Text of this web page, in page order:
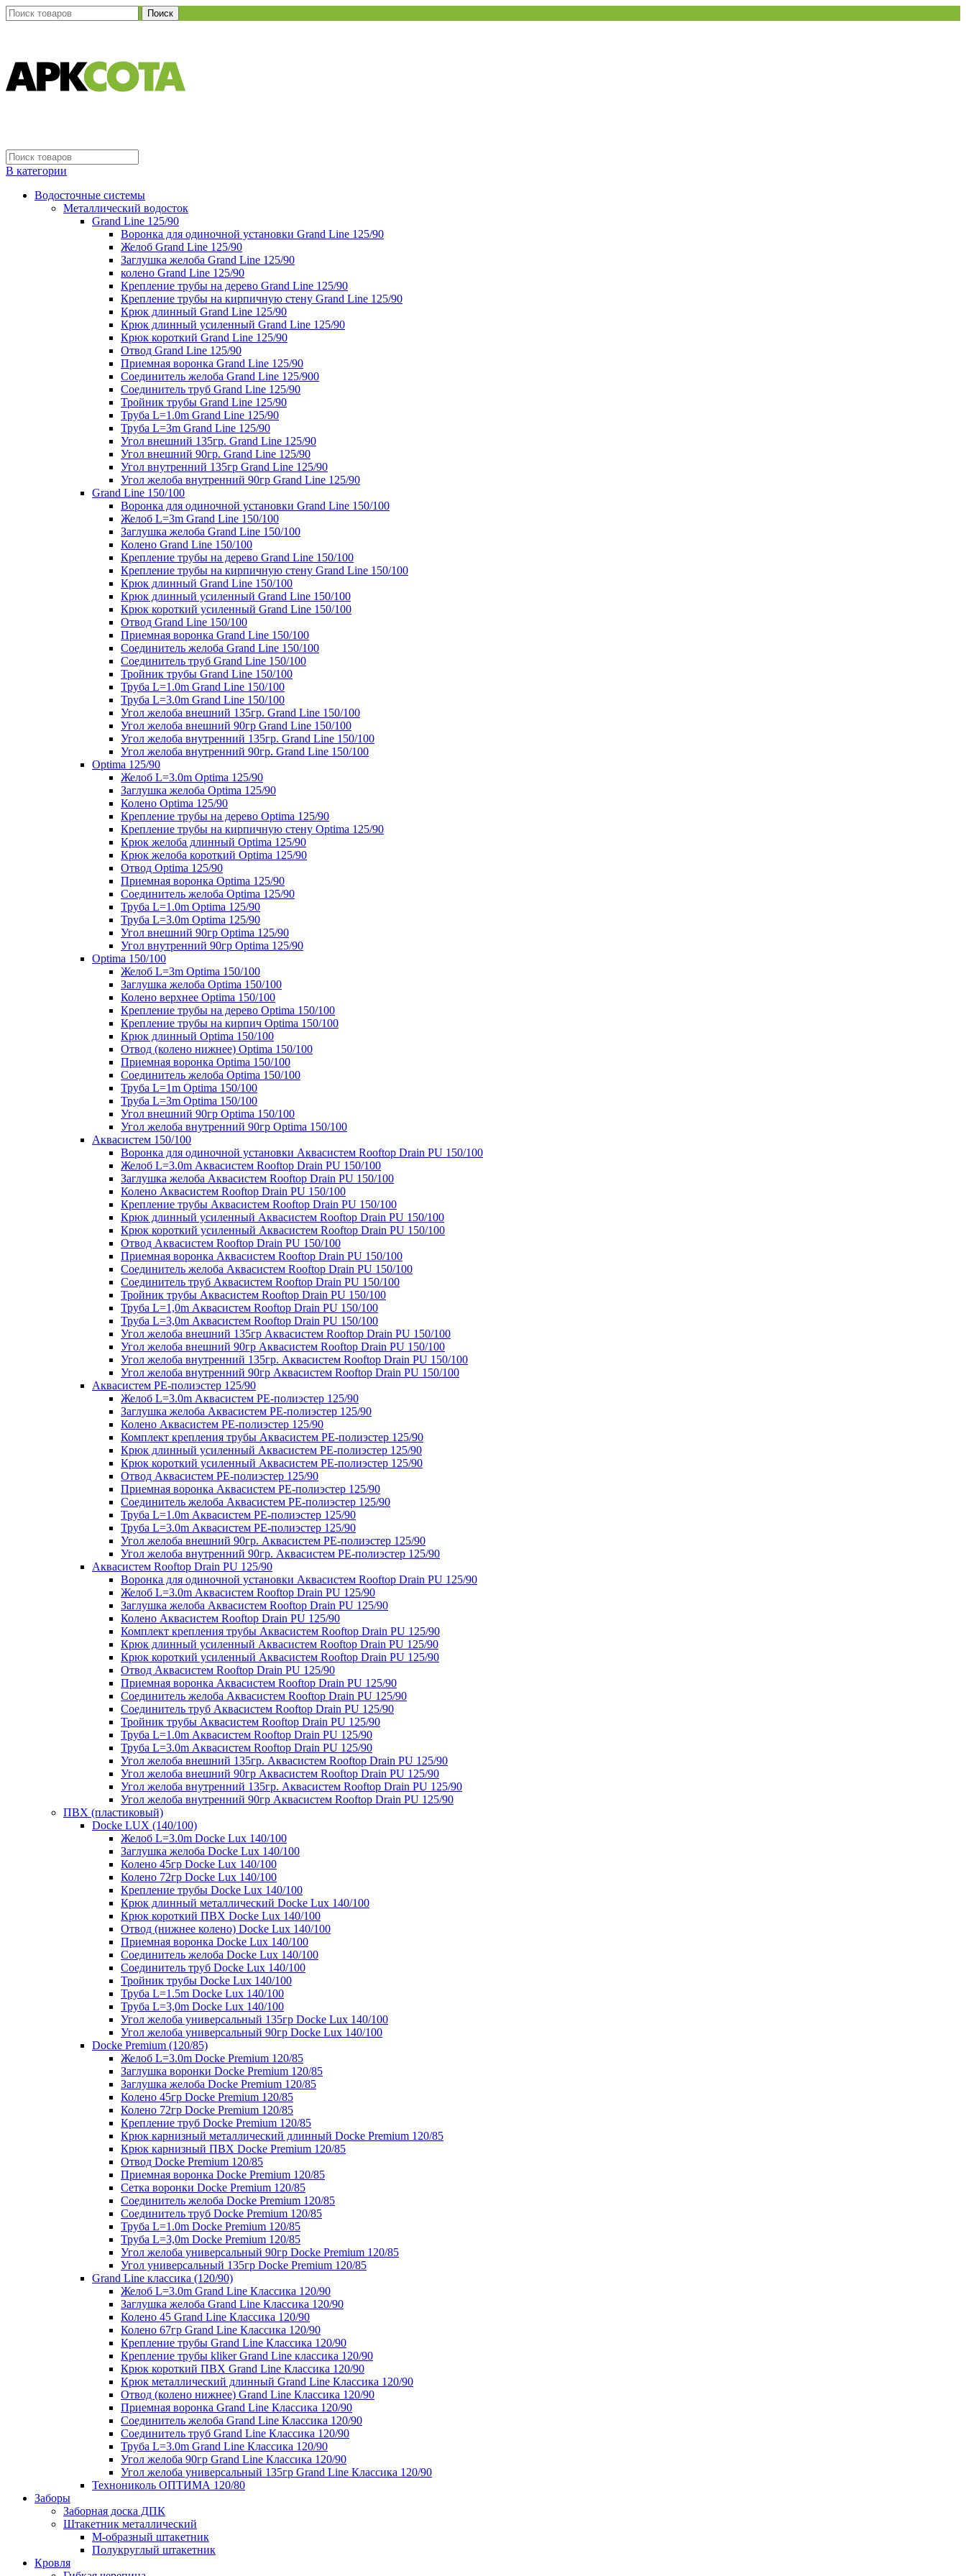
Поиск
В категории
Водосточные системы
Металлический водосток
Grand Line 125/90
Воронка для одиночной установки Grand Line 125/90
Желоб Grand Line 125/90
Заглушка желоба Grand Line 125/90
колено Grand Line 125/90
Крепление трубы на дерево Grand Line 125/90
Крепление трубы на кирпичную стену Grand Line 125/90
Крюк длинный Grand Line 125/90
Крюк длинный усиленный Grand Line 125/90
Крюк короткий Grand Line 125/90
Отвод Grand Line 125/90
Приемная воронка Grand Line 125/90
Соединитель желоба Grand Line 125/900
Соединитель труб Grand Line 125/90
Тройник трубы Grand Line 125/90
Труба L=1.0m Grand Line 125/90
Труба L=3m Grand Line 125/90
Угол внешний 135гр. Grand Line 125/90
Угол внешний 90гр. Grand Line 125/90
Угол внутренний 135гр Grand Line 125/90
Угол желоба внутренний 90гр Grand Line 125/90
Grand Line 150/100
Воронка для одиночной установки Grand Line 150/100
Желоб L=3m Grand Line 150/100
Заглушка желоба Grand Line 150/100
Колено Grand Line 150/100
Крепление трубы на дерево Grand Line 150/100
Крепление трубы на кирпичную стену Grand Line 150/100
Крюк длинный Grand Line 150/100
Крюк длинный усиленный Grand Line 150/100
Крюк короткий усиленный Grand Line 150/100
Отвод Grand Line 150/100
Приемная воронка Grand Line 150/100
Соединитель желоба Grand Line 150/100
Соединитель труб Grand Line 150/100
Тройник трубы Grand Line 150/100
Труба L=1.0m Grand Line 150/100
Труба L=3.0m Grand Line 150/100
Угол желоба внешний 135гр. Grand Line 150/100
Угол желоба внешний 90гр Grand Line 150/100
Угол желоба внутренний 135гр. Grand Line 150/100
Угол желоба внутренний 90гр. Grand Line 150/100
Optima 125/90
Желоб L=3.0m Optima 125/90
Заглушка желоба Optima 125/90
Колено Optima 125/90
Крепление трубы на дерево Optima 125/90
Крепление трубы на кирпичную стену Optima 125/90
Крюк желоба длинный Optima 125/90
Крюк желоба короткий Optima 125/90
Отвод Optima 125/90
Приемная воронка Optima 125/90
Соединитель желоба Optima 125/90
Труба L=1.0m Optima 125/90
Труба L=3.0m Optima 125/90
Угол внешний 90гр Optima 125/90
Угол внутренний 90гр Optima 125/90
Optima 150/100
Желоб L=3m Optima 150/100
Заглушка желоба Optima 150/100
Колено верхнее Optima 150/100
Крепление трубы на дерево Optima 150/100
Крепление трубы на кирпич Optima 150/100
Крюк длинный Optima 150/100
Отвод (колено нижнее) Optima 150/100
Приемная воронка Optima 150/100
Соединитель желоба Optima 150/100
Труба L=1m Optima 150/100
Труба L=3m Optima 150/100
Угол внешний 90гр Optima 150/100
Угол желоба внутренний 90гр Optima 150/100
Аквасистем 150/100
Воронка для одиночной установки Аквасистем Rooftop Drain PU 150/100
Желоб L=3.0m Аквасистем Rooftop Drain PU 150/100
Заглушка желоба Аквасистем Rooftop Drain PU 150/100
Колено Аквасистем Rooftop Drain PU 150/100
Крепление трубы Аквасистем Rooftop Drain PU 150/100
Крюк длинный усиленный Аквасистем Rooftop Drain PU 150/100
Крюк короткий усиленный Аквасистем Rooftop Drain PU 150/100
Отвод Аквасистем Rooftop Drain PU 150/100
Приемная воронка Аквасистем Rooftop Drain PU 150/100
Соединитель желоба Аквасистем Rooftop Drain PU 150/100
Соединитель труб Аквасистем Rooftop Drain PU 150/100
Тройник трубы Аквасистем Rooftop Drain PU 150/100
Труба L=1,0m Аквасистем Rooftop Drain PU 150/100
Труба L=3,0m Аквасистем Rooftop Drain PU 150/100
Угол желоба внешний 135гр Аквасистем Rooftop Drain PU 150/100
Угол желоба внешний 90гр Аквасистем Rooftop Drain PU 150/100
Угол желоба внутренний 135гр. Аквасистем Rooftop Drain PU 150/100
Угол желоба внутренний 90гр Аквасистем Rooftop Drain PU 150/100
Аквасистем PE-полиэстер 125/90
Желоб L=3.0m Аквасистем PE-полиэстер 125/90
Заглушка желоба Аквасистем PE-полиэстер 125/90
Колено Аквасистем PE-полиэстер 125/90
Комплект крепления трубы Аквасистем PE-полиэстер 125/90
Крюк длинный усиленный Аквасистем PE-полиэстер 125/90
Крюк короткий усиленный Аквасистем PE-полиэстер 125/90
Отвод Аквасистем РЕ-полиэстер 125/90
Приемная воронка Аквасистем PE-полиэстер 125/90
Соединитель желоба Аквасистем PE-полиэстер 125/90
Труба L=1.0m Аквасистем PE-полиэстер 125/90
Труба L=3.0m Аквасистем PE-полиэстер 125/90
Угол желоба внешний 90гр. Аквасистем PE-полиэстер 125/90
Угол желоба внутренний 90гр. Аквасистем PE-полиэстер 125/90
Аквасистем Rooftop Drain PU 125/90
Воронка для одиночной установки Аквасистем Rooftop Drain PU 125/90
Желоб L=3.0m Аквасистем Rooftop Drain PU 125/90
Заглушка желоба Аквасистем Rooftop Drain PU 125/90
Колено Аквасистем Rooftop Drain PU 125/90
Комплект крепления трубы Аквасистем Rooftop Drain PU 125/90
Крюк длинный усиленный Аквасистем Rooftop Drain PU 125/90
Крюк короткий усиленный Аквасистем Rooftop Drain PU 125/90
Отвод Аквасистем Rooftop Drain PU 125/90
Приемная воронка Аквасистем Rooftop Drain PU 125/90
Соединитель желоба Аквасистем Rooftop Drain PU 125/90
Соединитель труб Аквасистем Rooftop Drain PU 125/90
Тройник трубы Аквасистем Rooftop Drain PU 125/90
Труба L=1.0m Аквасистем Rooftop Drain PU 125/90
Труба L=3.0m Аквасистем Rooftop Drain PU 125/90
Угол желоба внешний 135гр. Аквасистем Rooftop Drain PU 125/90
Угол желоба внешний 90гр Аквасистем Rooftop Drain PU 125/90
Угол желоба внутренний 135гр. Аквасистем Rooftop Drain PU 125/90
Угол желоба внутренний 90гр Аквасистем Rooftop Drain PU 125/90
ПВХ (пластиковый)
Docke LUX (140/100)
Желоб L=3.0m Docke Lux 140/100
Заглушка желоба Docke Lux 140/100
Колено 45гр Docke Lux 140/100
Колено 72гр Docke Lux 140/100
Крепление трубы Docke Lux 140/100
Крюк длинный металлический Docke Lux 140/100
Крюк короткий ПВХ Docke Lux 140/100
Отвод (нижнее колено) Docke Lux 140/100
Приемная воронка Docke Lux 140/100
Соединитель желоба Docke Lux 140/100
Соединитель труб Docke Lux 140/100
Тройник трубы Docke Lux 140/100
Труба L=1.5m Docke Lux 140/100
Труба L=3,0m Docke Lux 140/100
Угол желоба универсальный 135гр Docke Lux 140/100
Угол желоба универсальный 90гр Docke Lux 140/100
Docke Premium (120/85)
Желоб L=3.0m Docke Premium 120/85
Заглушка воронки Docke Premium 120/85
Заглушка желоба Docke Premium 120/85
Колено 45гр Docke Premium 120/85
Колено 72гр Docke Premium 120/85
Крепление труб Docke Premium 120/85
Крюк карнизный металлический длинный Docke Premium 120/85
Крюк карнизный ПВХ Docke Premium 120/85
Отвод Docke Premium 120/85
Приемная воронка Docke Premium 120/85
Сетка воронки Docke Premium 120/85
Соединитель желоба Docke Premium 120/85
Соединитель труб Docke Premium 120/85
Труба L=1.0m Docke Premium 120/85
Труба L=3,0m Docke Premium 120/85
Угол желоба универсальный 90гр Docke Premium 120/85
Угол универсальный 135гр Docke Premium 120/85
Grand Line классика (120/90)
Желоб L=3.0m Grand Line Классика 120/90
Заглушка желоба Grand Line Классика 120/90
Колено 45 Grand Line Классика 120/90
Колено 67гр Grand Line Классика 120/90
Крепление трубы Grand Line Классика 120/90
Крепление трубы kliker Grand Line классика 120/90
Крюк короткий ПВХ Grand Line Классика 120/90
Крюк металлический длинный Grand Line Классика 120/90
Отвод (колено нижнее) Grand Line Классика 120/90
Приемная воронка Grand Line Классика 120/90
Соединитель желоба Grand Line Классика 120/90
Соединитель труб Grand Line Классика 120/90
Труба L=3.0m Grand Line Классика 120/90
Угол желоба 90гр Grand Line Классика 120/90
Угол желоба универсальный 135гр Grand Line Классика 120/90
Технониколь ОПТИМА 120/80
Заборы
Заборная доска ДПК
Штакетник металлический
М-образный штакетник
Полукруглый штакетник
Кровля